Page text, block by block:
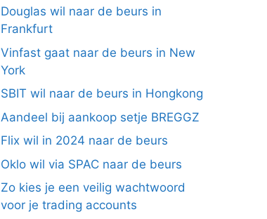
Douglas wil naar de beurs in
Frankfurt
Vinfast gaat naar de beurs in New
York
SBIT wil naar de beurs in Hongkong
Aandeel bij aankoop setje BREGGZ
Flix wil in 2024 naar de beurs
Oklo wil via SPAC naar de beurs
Zo kies je een veilig wachtwoord
voor je trading accounts